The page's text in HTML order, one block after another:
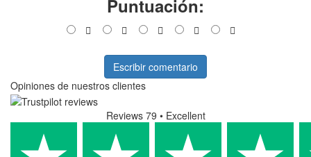
Puntuación:
Escribir comentario
Opiniones de nuestros clientes
Reviews 79 • Excellent